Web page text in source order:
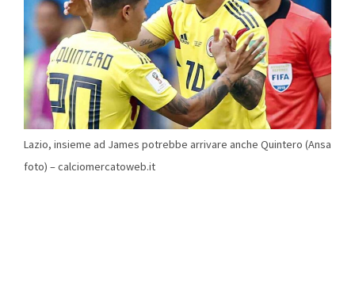
Lazio, insieme ad James potrebbe arrivare anche Quintero (Ansa
foto) – calciomercatoweb.it